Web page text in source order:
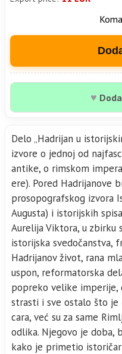
♥
Delo „Hadrijan u
izvore o jednoj od
antike, o rimskom
ere). Pored Hadrijanove
prosopografskog izvora
Augusta) i istorijskih
Aurelija Viktora, u zbirku
istorijska svedočanstva,
Hadrijanov život, rana
uspon, reformatorska
popreko velike imperije,
strasti i sve ostalo što je
cara, već su za same
odlika. Njegovo je doba,
kako je primetio istoričar